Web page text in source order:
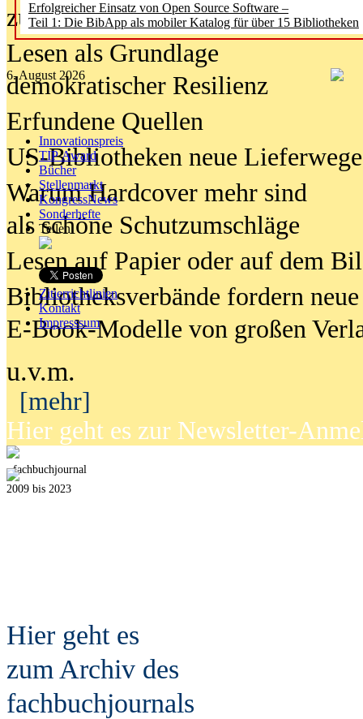
Erfolgreicher Einsatz von Open Source Software –
Teil 1: Die BibApp als mobiler Katalog für über 15 Bibliotheken
6. August 2026
Innovationspreis
TIP Award
Bücher
Stellenmarkt
KongressNews
Sonderhefte
Teilen
Zitierrichtlinien
Kontakt
Impresssum
zu kurz greift
Lesen als Grundlage
demokratischer Resilienz
Erfundene Quellen
US-Bibliotheken neue Lieferwege
Warum Hardcover mehr sind
als schöne Schutzumschläge
Lesen auf Papier oder auf dem
Bibliotheksverbände fordern neue
E-Book-Modelle von großen
u.v.m.
[mehr]
Hier geht es zur Newsletter-
fachbuchjournal
2009 bis 2023
Hier geht es
zum Archiv des
fachbuchjournals